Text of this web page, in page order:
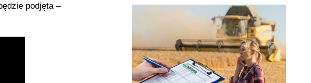
podjęta –